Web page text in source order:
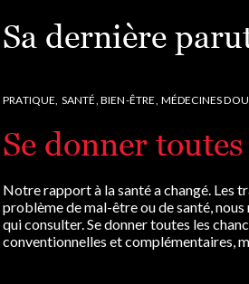
Sa dernière
PRATIQUE, SANTÉ, BIEN-ÊTRE, MÉDECINES
Se donner
Notre rapport à la santé a changé. Les
problème de mal-être ou de santé,
qui consulter. Se donner toutes les
conventionnelles et complémentaires,